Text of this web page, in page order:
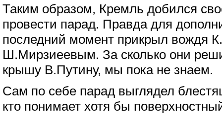
Таким образом, Кремль добился
провести парад. Правда для
последний момент прикрыл вождя
Ш.Мирзиеевым. За сколько они
крышу В.Путину, мы пока не знаем.
Сам по себе парад выглядел
кто понимает хотя бы